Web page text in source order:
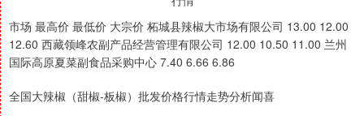
市场 最高价 最低价 大宗价 柘城县辣椒大市场有限公司 13.00 12.00
12.60 西藏领峰农副产品经营管理有限公司 12.00 10.50 11.00 兰州
国际高原夏菜副食品采购中心 7.40 6.66 6.86
全国大辣椒（甜椒-板椒）批发价格行情走势分析闻喜